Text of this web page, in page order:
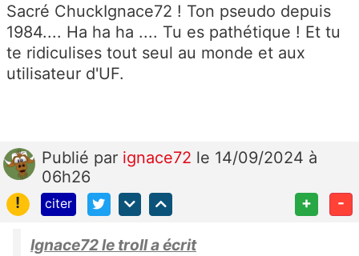
Sacré ChuckIgnace72 ! Ton pseudo depuis
1984.... Ha ha ha .... Tu es pathétique ! Et tu
te ridiculises tout seul au monde et aux
utilisateur d'UF.
Publié par ignace72 le 14/09/2024 à
06h26
!
citer + -
Ignace72 le troll a écrit